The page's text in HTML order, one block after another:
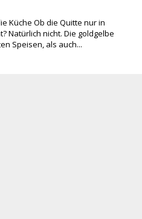
Küche Ob die Quitte nur in
Natürlich nicht. Die goldgelbe
Speisen, als auch...